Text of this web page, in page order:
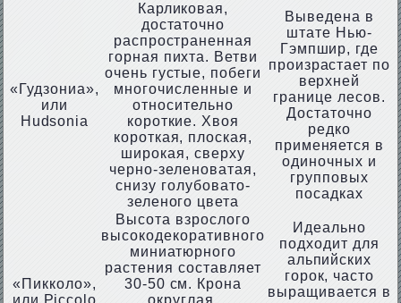
«Гудзониа»,
или
Hudsonia
Карликовая,
достаточно
распространенная
горная пихта. Ветви
очень густые, побеги
многочисленные и
относительно
короткие. Хвоя
короткая, плоская,
широкая, сверху
черно-зеленоватая,
снизу голубовато-
зеленого цвета
Выведена в
штате Нью-
Гэмпшир, где
произрастает по
верхней
границе лесов.
Достаточно
редко
применяется в
одиночных и
групповых
посадках
«Пикколо»,
или Piccolo
Высота взрослого
высокодекоративного
миниатюрного
растения составляет
30-50 см. Крона
округлая,
Идеально
подходит для
альпийских
горок, часто
выращивается в